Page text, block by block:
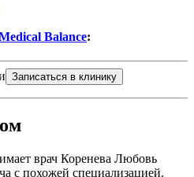
Balance:
Записаться в клинику
врач Коренева Любовь
с похожей специализацией.